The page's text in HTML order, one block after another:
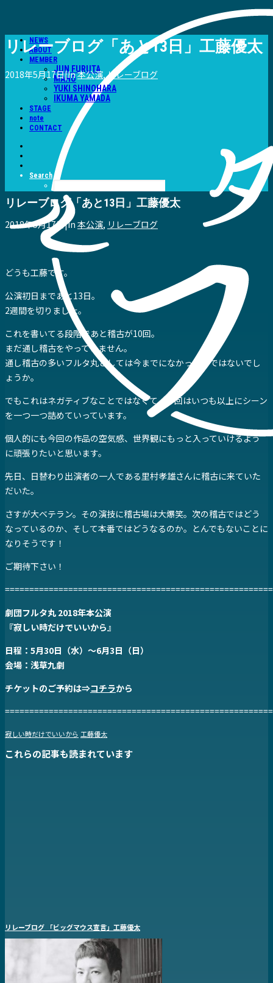
NEWS
ABOUT
MEMBER
JUN FURUTA
MAHO
YUKI SHINOHARA
IKUMA YAMADA
STAGE
note
CONTACT
Search
リレーブログ「あと13日」工藤優太
2018年5月17日|In本公演,リレーブログ
リレーブログ「あと13日」工藤優太
2018年5月17日|In 本公演, リレーブログ
どうも工藤です。
公演初日まであと13日。
2週間を切りました。
これを書いてる段階であと稽古が10回。
まだ通し稽古をやっていません。
通し稽古の多いフルタ丸としては今までになかったのではないでし
ょうか。
でもこれはネガティブなことではなくて、今回はいつも以上にシーン
を一つ一つ詰めていっています。
個人的にも今回の作品の空気感、世界観にもっと入っていけるよう
に頑張りたいと思います。
先日、日替わり出演者の一人である里村孝雄さんに稽古に来ていた
だいた。
さすが大ベテラン。その演技に稽古場は大爆笑。次の稽古ではどう
なっているのか、そして本番ではどうなるのか。とんでもないことに
なりそうです！
ご期待下さい！
劇団フルタ丸 2018年本公演
『寂しい時だけでいいから』
日程：5月30日（水）～6月3日（日）
会場：浅草九劇
チケットのご予約は⇒コチラから
寂しい時だけでいいから 工藤優太
これらの記事も読まれています
リレーブログ 「ビッグマウス宣言」工藤優太